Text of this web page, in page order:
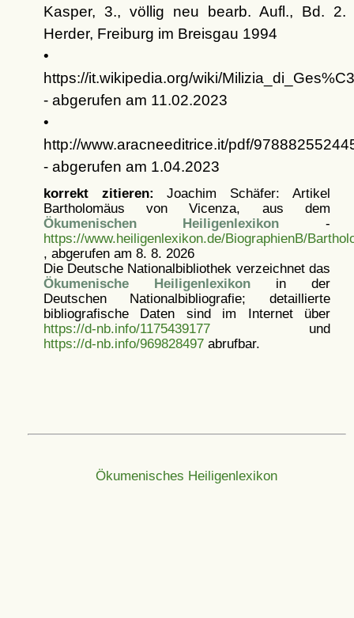
Kasper, 3., völlig neu bearb. Aufl., Bd. 2.
Herder, Freiburg im Breisgau 1994
•
https://it.wikipedia.org/wiki/
- abgerufen am 11.02.2023
•
http://www.aracneeditrice.it/pdf/
- abgerufen am 1.04.2023
korrekt zitieren: Joachim Schäfer: Artikel
Bartholomäus von Vicenza, aus dem
Ökumenischen Heiligenlexikon -
https://www.heiligenlexikon.de/BiographienB/
, abgerufen am 8. 8. 2026
Die Deutsche Nationalbibliothek verzeichnet das
Ökumenische Heiligenlexikonin der
Deutschen Nationalbibliografie; detaillierte
bibliografische Daten sind im Internet über
https://d-nb.info/1175439177und
https://d-nb.info/969828497abrufbar.
Ökumenisches Heiligenlexikon